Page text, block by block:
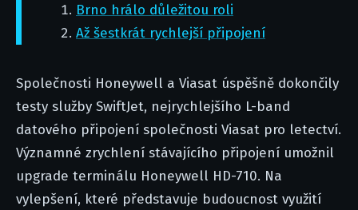
Brno hrálo důležitou roli
Až šestkrát rychlejší připojení
Společnosti Honeywell a Viasat úspěšně dokončily
testy služby SwiftJet, nejrychlejšího L-band
datového připojení společnosti Viasat pro letectví.
Významné zrychlení stávajícího připojení umožnil
upgrade terminálu Honeywell HD-710. Na
vylepšení, které představuje budoucnost využití